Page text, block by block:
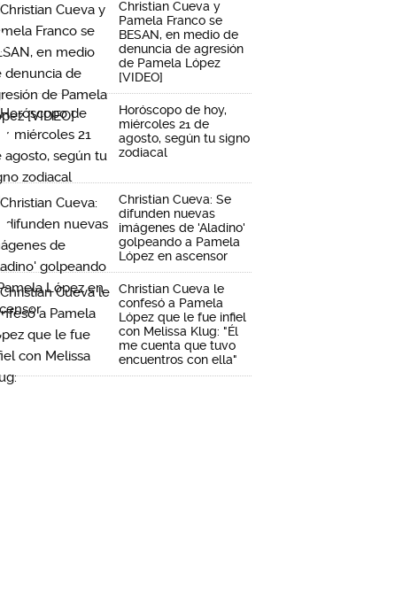
Christian Cueva y
Pamela Franco se
BESAN, en medio de
denuncia de agresión
de Pamela López
[VIDEO]
Horóscopo de hoy,
miércoles 21 de
agosto, según tu signo
zodiacal
Christian Cueva: Se
difunden nuevas
imágenes de 'Aladino'
golpeando a Pamela
López en ascensor
Christian Cueva le
confesó a Pamela
López que le fue infiel
con Melissa Klug: "Él
me cuenta que tuvo
encuentros con ella"